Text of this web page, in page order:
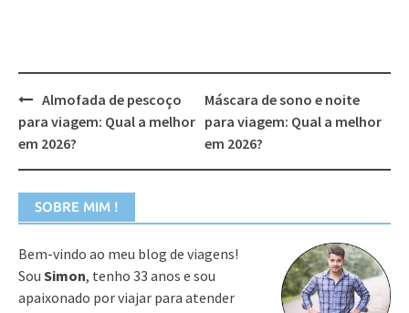
Post
navigation
Almofada de pescoço
para viagem: Qual a melhor
em 2026?
Máscara de sono e noite
para viagem: Qual a melhor
em 2026?
SOBRE MIM !
Bem-vindo ao meu blog de viagens!
Sou Simon, tenho 33 anos e sou
apaixonado por viajar para atender